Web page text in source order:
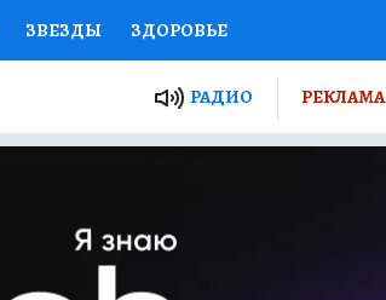
ЗВЕЗДЫ ЗДОРОВЬЕ
ПРОЕКТЫ РОССИИ
СЕКРЕТЫ ПУТЕВОДИТЕЛЬ
РАБОТА У НАС
РАДИО РЕКЛАМА